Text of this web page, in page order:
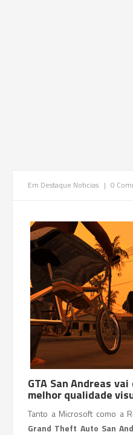
Em Destaque Noticias | 0
GTA San Andreas
melhor qualidade
Tanto a Microsoft como a
Grand Theft Auto San